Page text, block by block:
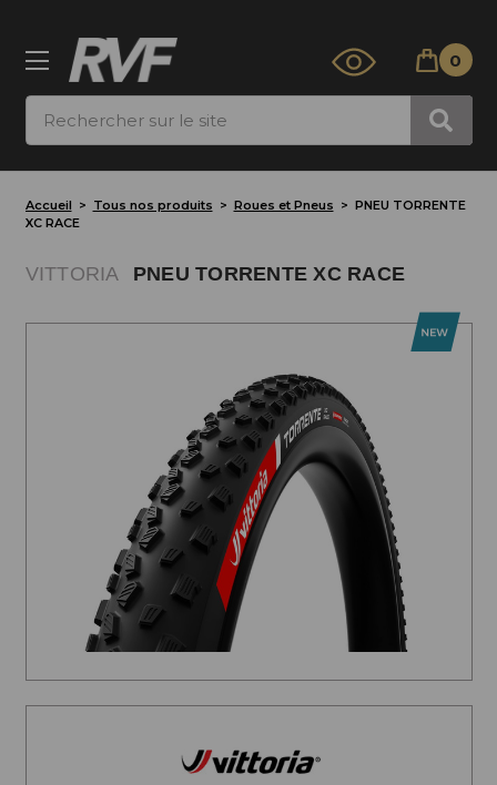
0
Accueil Tous nos produits Roues et Pneus
PNEU TORRENTE
XC RACE
VITTORIA PNEU TORRENTE XC RACE